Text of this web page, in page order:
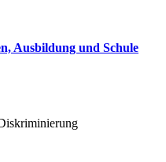
Ausbildung und Schule